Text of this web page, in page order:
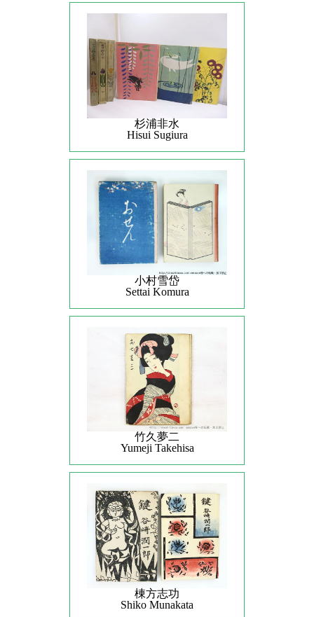
杉浦非水
Hisui Sugiura
小村雪岱
Settai Komura
竹久夢二
Yumeji Takehisa
棟方志功
Shiko Munakata